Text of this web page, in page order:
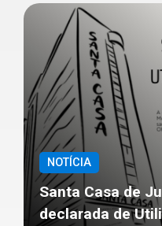
NOTÍCIA
Santa Casa de
declarada de